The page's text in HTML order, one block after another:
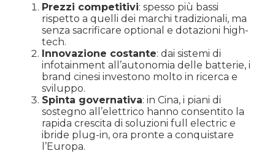
Prezzi competitivi: spesso più bassi
rispetto a quelli dei marchi tradizionali, ma
senza sacrificare optional e dotazioni high-
tech.
Innovazione costante: dai sistemi di
infotainment all’autonomia delle batterie, i
brand cinesi investono molto in ricerca e
sviluppo.
Spinta governativa: in Cina, i piani di
sostegno all’elettrico hanno consentito la
rapida crescita di soluzioni full electric e
ibride plug-in, ora pronte a conquistare
l’Europa.